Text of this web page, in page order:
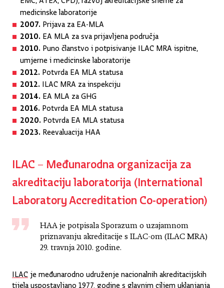
medicinske laboratorije
2007. Prijava za EA-MLA
2010. EA MLA za sva prijavljena područja
2010. Puno članstvo i potpisivanje ILAC MRA ispitne,
umjerne i medicinske laboratorije
2012. Potvrda EA MLA statusa
2012. ILAC MRA za inspekciju
2014. EA MLA za GHG
2016. Potvrda EA MLA statusa
2020. Potvrda EA MLA statusa
2023. Reevaluacija HAA
ILAC – Međunarodna organizacija za
akreditaciju laboratorija (International
Laboratory Accreditation Co-operation)
HAA je potpisala Sporazum o uzajamnom
priznavanju akreditacije s ILAC-om (ILAC MRA)
29. travnja 2010. godine.
ILAC je međunarodno udruženje nacionalnih akreditacijskih
tijela uspostavljano 1977. godine s glavnim ciljem uklanjanja